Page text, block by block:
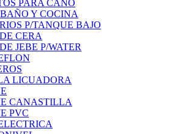
PARA CAÑO
Y COCINA
P/TANQUE BAJO
CERA
JEBE P/WATER
LICUADORA
CANASTILLA
PVC